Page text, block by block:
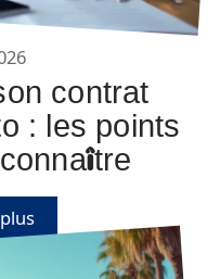
contrat
: les points